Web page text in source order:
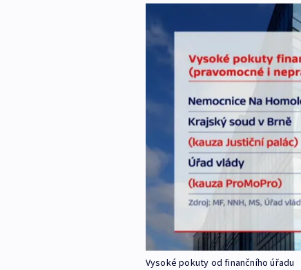
Vysoké pokuty od finančního úřadu